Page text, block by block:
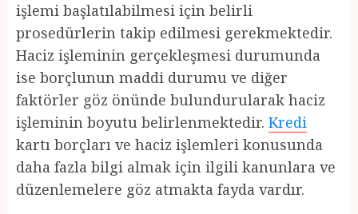
işlemi başlatılabilmesi için belirli
prosedürlerin takip edilmesi gerekmektedir.
Haciz işleminin gerçekleşmesi durumunda
ise borçlunun maddi durumu ve diğer
faktörler göz önünde bulundurularak haciz
işleminin boyutu belirlenmektedir. Kredi
kartı borçları ve haciz işlemleri konusunda
daha fazla bilgi almak için ilgili kanunlara ve
düzenlemelere göz atmakta fayda vardır.